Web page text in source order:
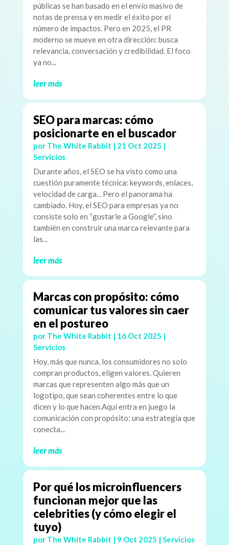
públicas se han basado en el envío masivo de
notas de prensa y en medir el éxito por el
número de impactos. Pero en 2025, el PR
moderno se mueve en otra dirección: busca
relevancia, conversación y credibilidad. El foco
ya no...
leer más
SEO para marcas: cómo
posicionarte en el buscador
por The White Rabbit | 21 Oct 2025 |
Servicios
Durante años, el SEO se ha visto como una
cuestión puramente técnica: keywords, enlaces,
velocidad de carga... Pero el panorama ha
cambiado. Hoy, el SEO para empresas ya no
consiste solo en “gustarle a Google”, sino
también en construir una marca relevante para
las...
leer más
Marcas con propósito: cómo
comunicar tus valores sin caer
en el postureo
por The White Rabbit | 16 Oct 2025 |
Servicios
Hoy, más que nunca, los consumidores no solo
compran productos, eligen valores. Quieren
marcas que representen algo más que un
logotipo, que sean coherentes entre lo que
dicen y lo que hacen.Aquí entra en juego la
comunicación con propósito: una estrategia que
conecta...
leer más
Por qué los microinfluencers
funcionan mejor que las
celebrities (y cómo elegir el
tuyo)
por The White Rabbit | 9 Oct 2025 | Servicios